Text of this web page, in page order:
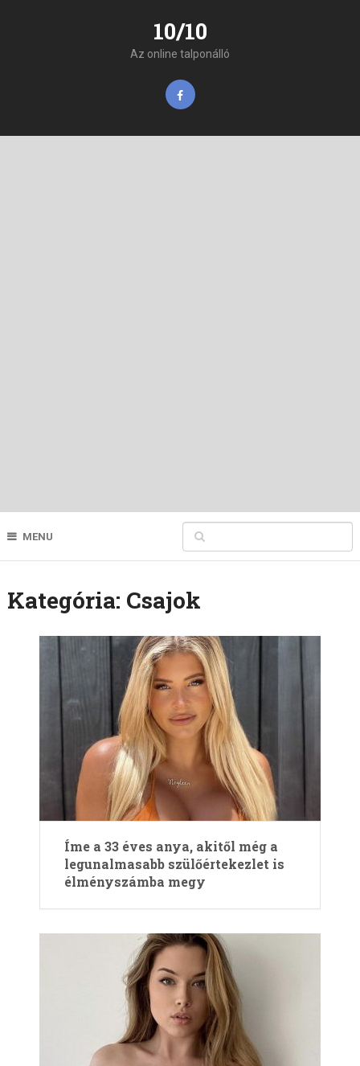
10/10
Az online talponálló
MENU
Kategória: Csajok
Íme a 33 éves anya, akitől még a
legunalmasabb szülőértekezlet is
élményszámba megy